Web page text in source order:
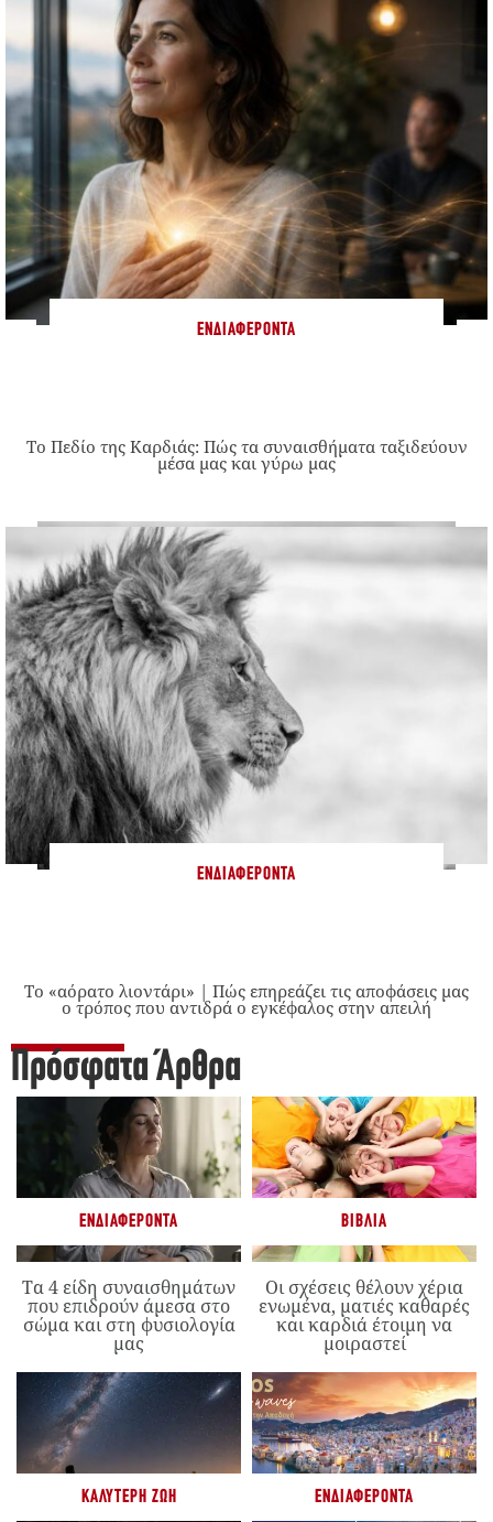
ΕΝΔΙΑΦΈΡΟΝΤΑ
Το Πεδίο της Καρδιάς: Πώς τα συναισθήματα ταξιδεύουν
μέσα μας και γύρω μας
ΕΝΔΙΑΦΈΡΟΝΤΑ
Το «αόρατο λιοντάρι» | Πώς επηρεάζει τις αποφάσεις μας
ο τρόπος που αντιδρά ο εγκέφαλος στην απειλή
Πρόσφατα Άρθρα
ΕΝΔΙΑΦΈΡΟΝΤΑ
Τα 4 είδη συναισθημάτων
που επιδρούν άμεσα στο
σώμα και στη φυσιολογία
μας
ΒΙΒΛΊΑ
Οι σχέσεις θέλουν χέρια
ενωμένα, ματιές καθαρές
και καρδιά έτοιμη να
μοιραστεί
ΚΑΛΎΤΕΡΗ ΖΩΉ ΕΝΔΙΑΦΈΡΟΝΤΑ